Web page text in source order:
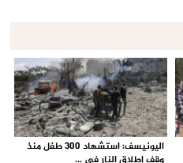
اليونيسف: استشهاد 300 طفل منذ